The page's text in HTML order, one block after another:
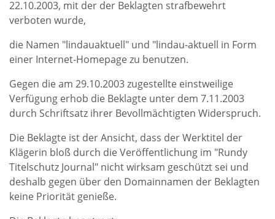
22.10.2003, mit der der Beklagten strafbewehrt
verboten wurde,
die Namen "lindauaktuell" und "lindau-aktuell in Form
einer Internet-Homepage zu benutzen.
Gegen die am 29.10.2003 zugestellte einstweilige
Verfügung erhob die Beklagte unter dem 7.11.2003
durch Schriftsatz ihrer Bevollmächtigten Widerspruch.
Die Beklagte ist der Ansicht, dass der Werktitel der
Klägerin bloß durch die Veröffentlichung im "Rundy
Titelschutz Journal" nicht wirksam geschützt sei und
deshalb gegen über den Domainnamen der Beklagten
keine Priorität genieße.